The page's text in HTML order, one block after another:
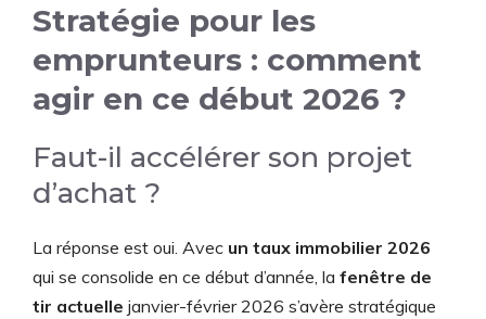
Stratégie pour les
emprunteurs : comment
agir en ce début 2026 ?
Faut-il accélérer son projet
d’achat ?
La réponse est oui. Avec un taux immobilier 2026
qui se consolide en ce début d’année, la fenêtre de
tir actuelle janvier-février 2026 s’avère stratégique